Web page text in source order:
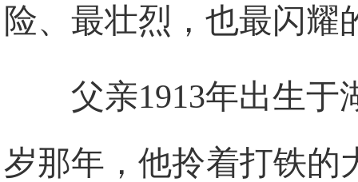
险、最壮烈，也最闪耀
父亲1913年出生于
岁那年，他拎着打铁的